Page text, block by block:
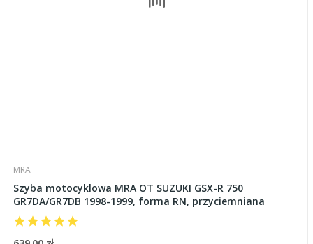
MRA
Szyba motocyklowa MRA OT SUZUKI GSX-R 750
GR7DA/GR7DB 1998-1999, forma RN, przyciemniana